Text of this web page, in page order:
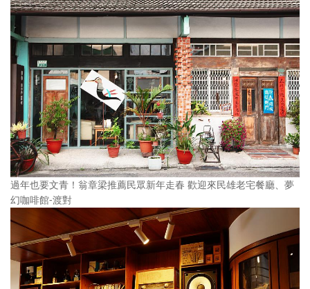
過年也要文青！翁章梁推薦民眾新年走春 歡迎來民雄老宅餐廳、夢
幻咖啡館-渡對